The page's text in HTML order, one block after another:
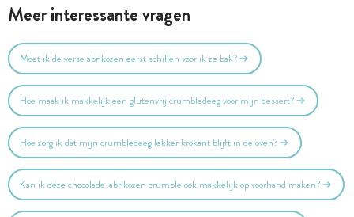
Meer interessante vragen
Moet ik de verse abrikozen eerst schillen voor ik ze bak?
Hoe maak ik makkelijk een glutenvrij crumbledeeg voor mijn dessert?
Hoe zorg ik dat mijn crumbledeeg lekker krokant blijft in de oven?
Kan ik deze chocolade-abrikozen crumble ook makkelijk op voorhand maken?